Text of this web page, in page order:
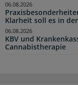
Klarheit soll es in
06.08.2026
KBV und
Cannabistherapie
06.08.2026